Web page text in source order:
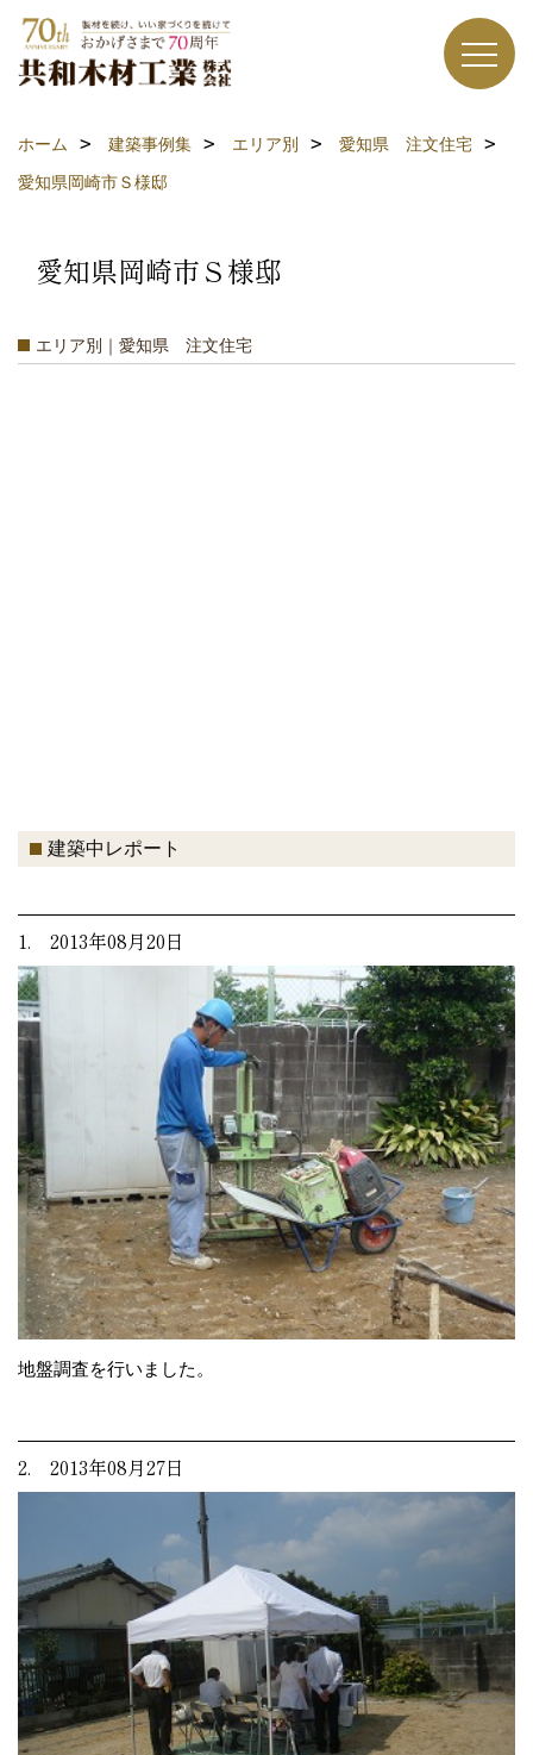
ホーム 建築事例集 エリア別
愛知県 注文住宅
愛知県岡崎市Ｓ様邸
愛知県岡崎市Ｓ様邸
エリア別｜愛知県 注文住宅
建築中レポート
1. 2013年08月20日
地盤調査を行いました。
2. 2013年08月27日